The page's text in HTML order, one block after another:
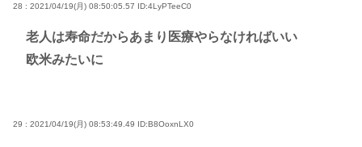
28 : 2021/04/19(月) 08:50:05.57 ID:4LyPTeeC0
老人は寿命だからあまり医療やらなければいい
欧米みたいに
29 : 2021/04/19(月) 08:53:49.49 ID:B8OoxnLX0